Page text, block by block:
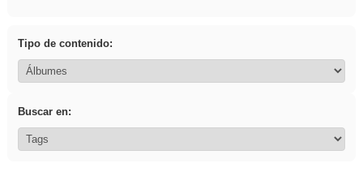
Tipo de contenido:
Buscar en: